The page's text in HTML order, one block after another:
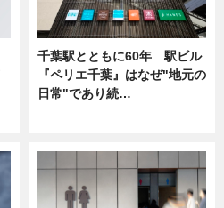
千葉駅とともに60年 駅ビル
『ペリエ千葉』はなぜ"地元の
日常"であり続…